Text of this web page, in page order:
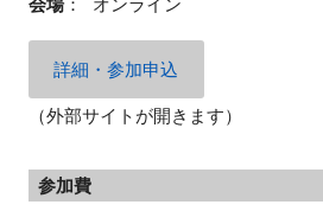
会場： オンライン
詳細・参加申込
（外部サイトが開きます）
参加費